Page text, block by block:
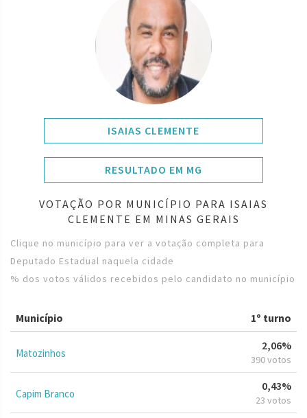
ISAIAS CLEMENTE
RESULTADO EM MG
VOTAÇÃO POR MUNICÍPIO PARA ISAIAS
CLEMENTE EM MINAS GERAIS
Clique no município para ver a votação completa para
Deputado Estadual naquela cidade
% dos votos válidos recebidos pelo candidato no município
Município 1º turno
Matozinhos
2,06%
390 votos
Capim Branco
0,43%
23 votos